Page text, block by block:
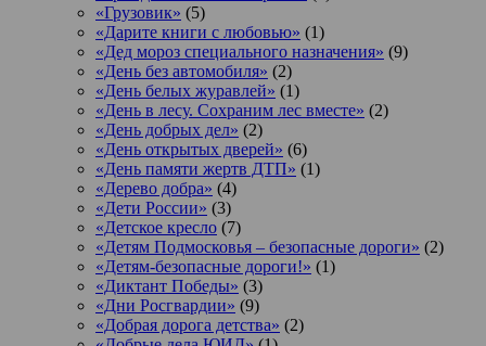
«Грузовик» (5)
«Дарите книги с любовью» (1)
«Дед мороз специального назначения» (9)
«День без автомобиля» (2)
«День белых журавлей» (1)
«День в лесу. Сохраним лес вместе» (2)
«День добрых дел» (2)
«День открытых дверей» (6)
«День памяти жертв ДТП» (1)
«Дерево добра» (4)
«Дети России» (3)
«Детское кресло (7)
«Детям Подмосковья – безопасные дороги» (2)
«Детям-безопасные дороги!» (1)
«Диктант Победы» (3)
«Дни Росгвардии» (9)
«Добрая дорога детства» (2)